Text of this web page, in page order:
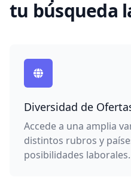
tu búsqueda
Diversidad de
Accede a una amplia
distintos rubros y
posibilidades laborales.